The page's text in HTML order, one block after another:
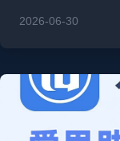
2026-06-30